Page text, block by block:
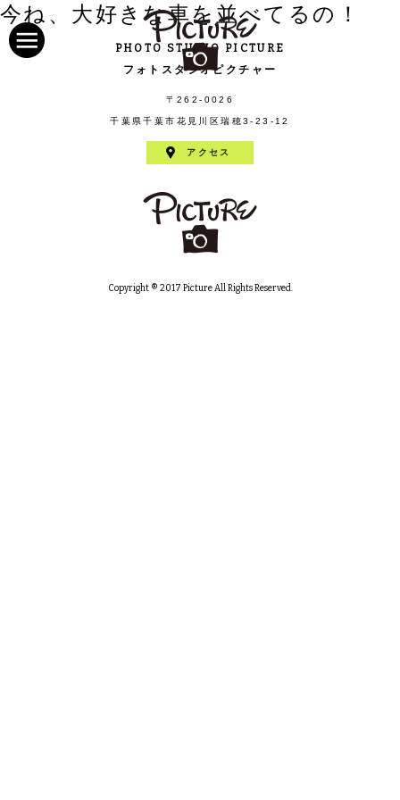
今ね、大好きな車を並べてるの！
PHOTO STUDIO PICTURE
フォトスタジオピクチャー
〒262-0026
千葉県千葉市花見川区瑞穂3-23-12
アクセス
Copyright ® 2017 Picture All Rights Reserved.